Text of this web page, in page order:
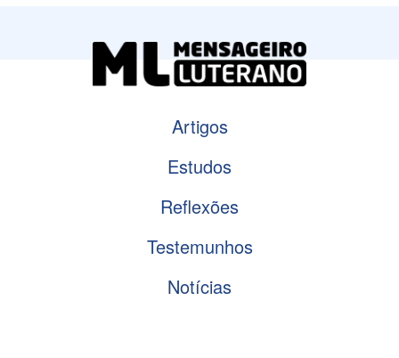
Artigos
Estudos
Reflexões
Testemunhos
Notícias